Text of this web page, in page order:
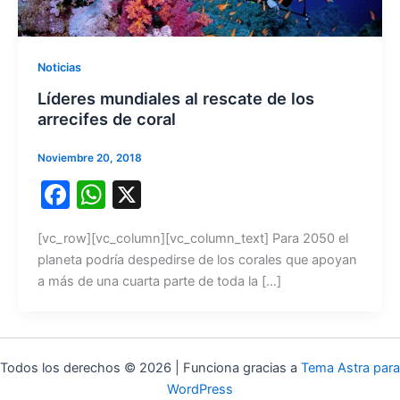
Noticias
Líderes mundiales al rescate de los
arrecifes de coral
Noviembre 20, 2018
F
c
e
o
o
W
at
s
p
p
X
[vc_row][vc_column][vc_column_text] Para 2050 el
planeta podría despedirse de los corales que apoyan
a más de una cuarta parte de toda la […]
Todos los derechos © 2026 | Funciona gracias a Tema Astra para
WordPress